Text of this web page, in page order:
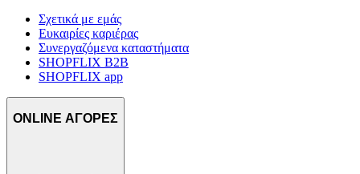
Σχετικά με εμάς
Ευκαιρίες καριέρας
Συνεργαζόμενα καταστήματα
SHOPFLIX B2B
SHOPFLIX app
ONLINE ΑΓΟΡΕΣ